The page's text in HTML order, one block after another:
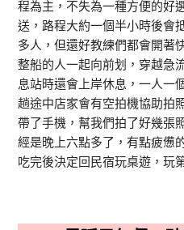
程為主，不失為一種方便的好
送，路程大約一個半小時後會
多人，但還好教練們都會開著
整船的人一起向前划，穿越急
息站時還會上岸休息，一人一
趟途中店家會有空拍機協助拍
帶了手機，幫我們拍了好幾張
經是晚上六點多了，有點疲憊
吃完後決定回民宿玩桌遊，玩